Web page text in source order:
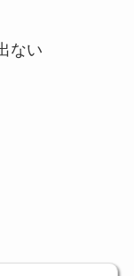
ない